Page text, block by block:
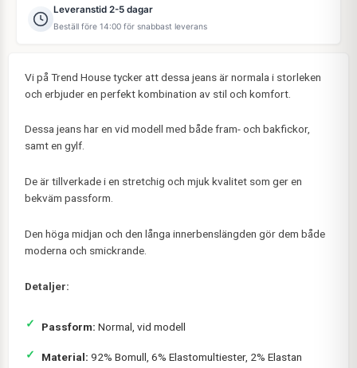
Leveranstid 2-5 dagar
Beställ före 14:00 för snabbast leverans
Vi på Trend House tycker att dessa jeans är normala i storleken
och erbjuder en perfekt kombination av stil och komfort.
Dessa jeans har en vid modell med både fram- och bakfickor,
samt en gylf.
De är tillverkade i en stretchig och mjuk kvalitet som ger en
bekväm passform.
Den höga midjan och den långa innerbenslängden gör dem både
moderna och smickrande.
Detaljer:
Passform: Normal, vid modell
Material: 92% Bomull, 6% Elastomultiester, 2% Elastan